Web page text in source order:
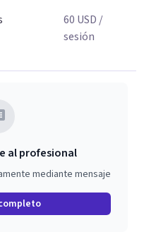
60 USD /
sesión
al profesional
mediante mensaje